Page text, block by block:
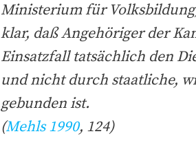
Ministerium für
klar, daß Angehöriger der
Einsatzfall tatsächlich den
und nicht durch staatliche,
gebunden ist.
(Mehls 1990, 124)